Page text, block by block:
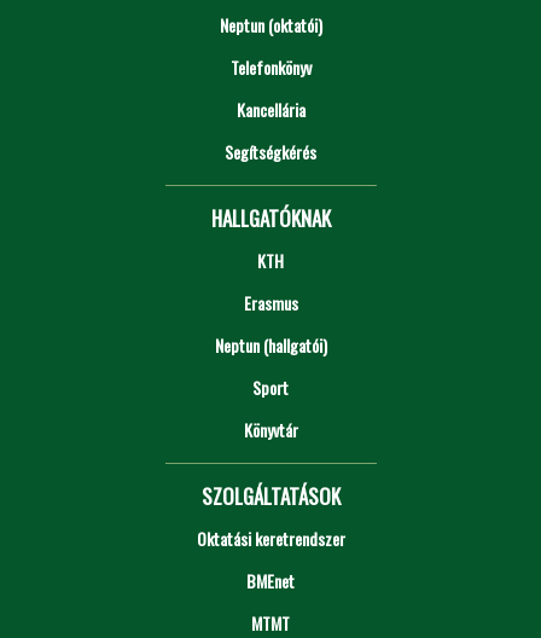
Neptun (oktatói)
Telefonkönyv
Kancellária
Segítségkérés
HALLGATÓKNAK
KTH
Erasmus
Neptun (hallgatói)
Sport
Könyvtár
SZOLGÁLTATÁSOK
Oktatási keretrendszer
BMEnet
MTMT